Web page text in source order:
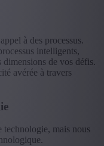
à des processus.
intelligents,
de vos défis.
avérée à travers
technologie, mais nous